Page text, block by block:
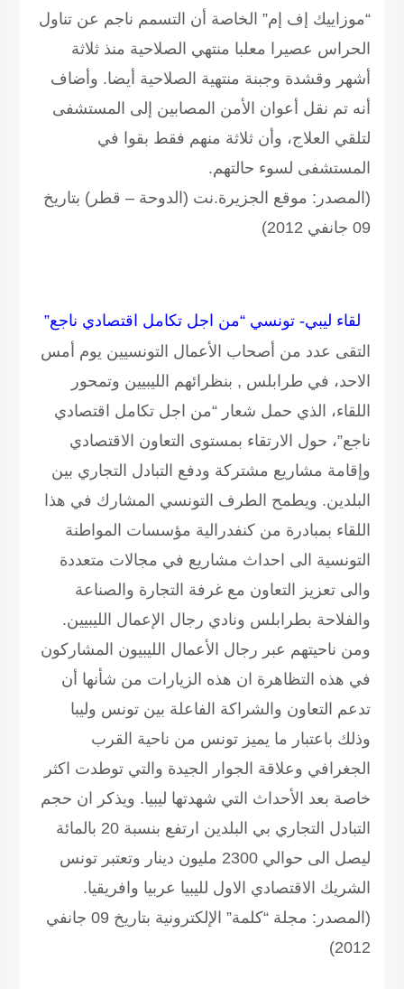
“موزاييك إف إم” الخاصة أن التسمم ناجم عن تناول
الحراس عصيرا معلبا منتهي الصلاحية منذ ثلاثة
أشهر وقشدة وجبنة منتهية الصلاحية أيضا. وأضاف
أنه تم نقل أعوان الأمن المصابين إلى المستشفى
لتلقي العلاج، وأن ثلاثة منهم فقط بقوا في
المستشفى لسوء حالتهم.
(المصدر: موقع الجزيرة.نت (الدوحة – قطر) بتاريخ
09 جانفي 2012)
لقاء ليبي- تونسي “من اجل تكامل اقتصادي ناجع”
التقى عدد من أصحاب الأعمال التونسيين يوم أمس
الاحد، في طرابلس , بنظرائهم الليبيين وتمحور
اللقاء، الذي حمل شعار “من اجل تكامل اقتصادي
ناجع”، حول الارتقاء بمستوى التعاون الاقتصادي
وإقامة مشاريع مشتركة ودفع التبادل التجاري بين
البلدين. ويطمح الطرف التونسي المشارك في هذا
اللقاء بمبادرة من كنفدرالية مؤسسات المواطنة
التونسية الى احداث مشاريع في مجالات متعددة
والى تعزيز التعاون مع غرفة التجارة والصناعة
والفلاحة بطرابلس ونادي رجال الإعمال الليبيين.
ومن ناحيتهم عبر رجال الأعمال الليبيون المشاركون
في هذه التظاهرة ان هذه الزيارات من شأنها أن
تدعم التعاون والشراكة الفاعلة بين تونس وليبا
وذلك باعتبار ما يميز تونس من ناحية القرب
الجغرافي وعلاقة الجوار الجيدة والتي توطدت اكثر
خاصة بعد الأحداث التي شهدتها ليبيا. ويذكر ان حجم
التبادل التجاري بي البلدين ارتفع بنسبة 20 بالمائة
ليصل الى حوالي 2300 مليون دينار وتعتبر تونس
الشريك الاقتصادي الاول لليبيا عربيا وافريقيا.
(المصدر: مجلة “كلمة” الإلكترونية بتاريخ 09 جانفي
2012)